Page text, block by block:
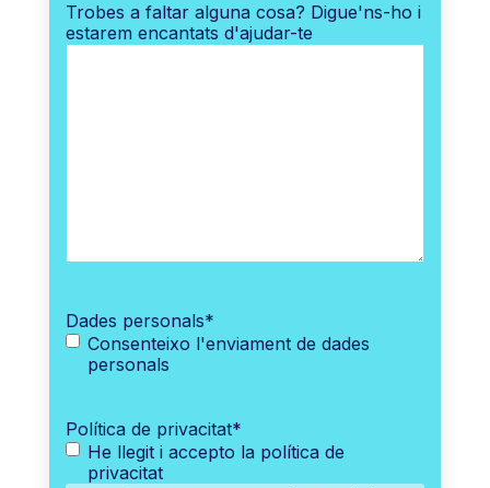
Trobes a faltar alguna cosa? Digue'ns-ho i
estarem encantats d'ajudar-te
Dades personals*
Consenteixo l'enviament de dades
personals
Política de privacitat*
He llegit i accepto la política de
privacitat